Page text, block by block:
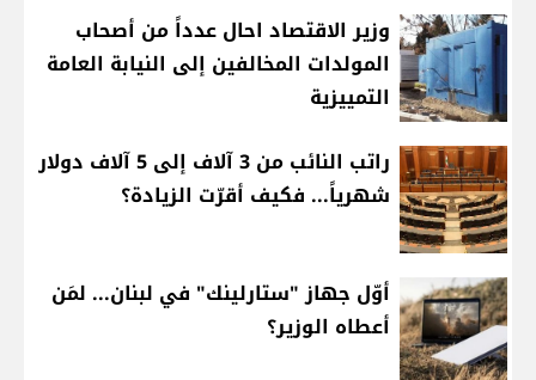
وزير الاقتصاد احال عدداً من أصحاب
المولدات المخالفين إلى النيابة العامة
التمييزية
راتب النائب من 3 آلاف إلى 5 آلاف دولار
شهرياً... فكيف أقرّت الزيادة؟
أوّل جهاز "ستارلينك" في لبنان... لمَن
أعطاه الوزير؟